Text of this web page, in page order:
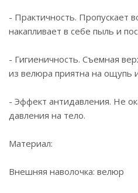
- Практичность. Пропускает
накапливает в себе пыль и
- Гигиеничность. Съемная
из велюра приятна на ощупь
- Эффект антидавления. Не
давления на тело.
Материал:
Внешняя наволочка: велюр